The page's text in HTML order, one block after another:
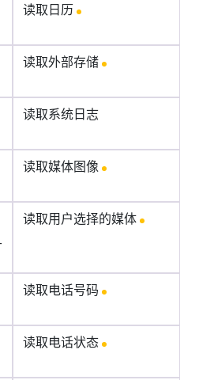
读取日历
读取外部存储
读取系统日志
读取媒体图像
读取用户选择的媒体
读取电话号码
读取电话状态